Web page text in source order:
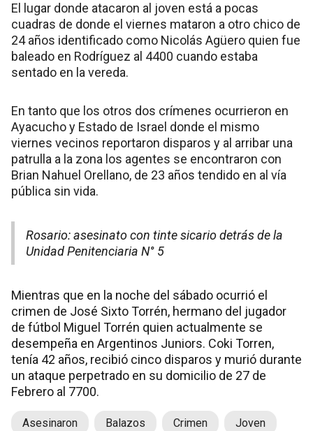
El lugar donde atacaron al joven está a pocas
cuadras de donde el viernes mataron a otro chico de
24 años identificado como Nicolás Agüero quien fue
baleado en Rodríguez al 4400 cuando estaba
sentado en la vereda.
En tanto que los otros dos crímenes ocurrieron en
Ayacucho y Estado de Israel donde el mismo
viernes vecinos reportaron disparos y al arribar una
patrulla a la zona los agentes se encontraron con
Brian Nahuel Orellano, de 23 años tendido en al vía
pública sin vida.
Rosario: asesinato con tinte sicario detrás de la
Unidad Penitenciaria N° 5
Mientras que en la noche del sábado ocurrió el
crimen de José Sixto Torrén, hermano del jugador
de fútbol Miguel Torrén quien actualmente se
desempeña en Argentinos Juniors. Coki Torren,
tenía 42 años, recibió cinco disparos y murió durante
un ataque perpetrado en su domicilio de 27 de
Febrero al 7700.
Asesinaron Balazos Crimen Joven